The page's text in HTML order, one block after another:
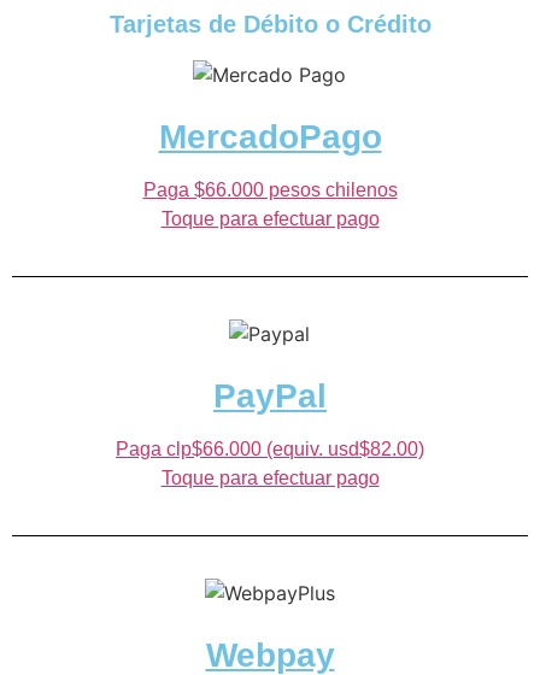
Tarjetas de Débito o Crédito
MercadoPago
Paga $66.000 pesos chilenos
Toque para efectuar pago
PayPal
Paga clp$66.000 (equiv. usd$82.00)
Toque para efectuar pago
Webpay